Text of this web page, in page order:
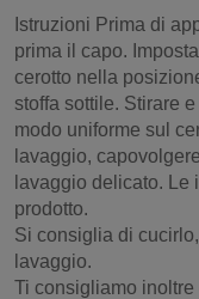
Istruzioni Prima di
prima il capo.
cerotto nella
stoffa sottile. Stirare
modo uniforme sul
lavaggio,
lavaggio delicato. Le
prodotto.
Si consiglia di
lavaggio.
Ti consigliamo